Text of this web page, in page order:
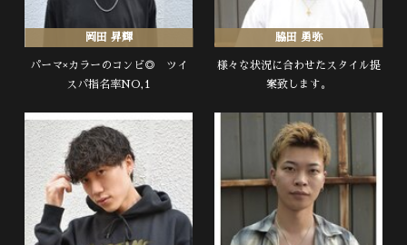
岡田 昇輝
パーマ×カラーのコンビ◎ ツイ
スパ指名率NO,1
脇田 勇弥
様々な状況に合わせたスタイル提
案致します。